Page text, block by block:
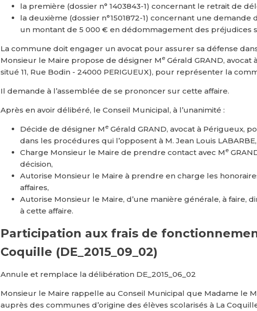
la première (dossier n° 1403843-1) concernant le retrait de
la deuxième (dossier n°1501872-1) concernant une
un montant de 5 000 € en dédommagement des préjudices
La commune doit engager un avocat pour assurer sa défense
Monsieur le Maire propose de désigner Me Gérald GRAND,
situé 11, Rue Bodin - 24000 PERIGUEUX), pour représenter la
Il demande à l’assemblée de se prononcer sur cette affaire.
Après en avoir délibéré, le Conseil Municipal, à l’unanimité :
Décide de désigner Me Gérald GRAND, avocat à Périgueux,
dans les procédures qui l’opposent à M. Jean Louis LABARBE,
Charge Monsieur le Maire de prendre contact avec Me
décision,
Autorise Monsieur le Maire à prendre en charge les
affaires,
Autorise Monsieur le Maire, d’une manière générale, à faire,
à cette affaire.
Participation aux frais de
Coquille (DE_2015_09_02)
Annule et remplace la délibération DE_2015_06_02
Monsieur le Maire rappelle au Conseil Municipal que Madame le
auprès des communes d’origine des élèves scolarisés à La